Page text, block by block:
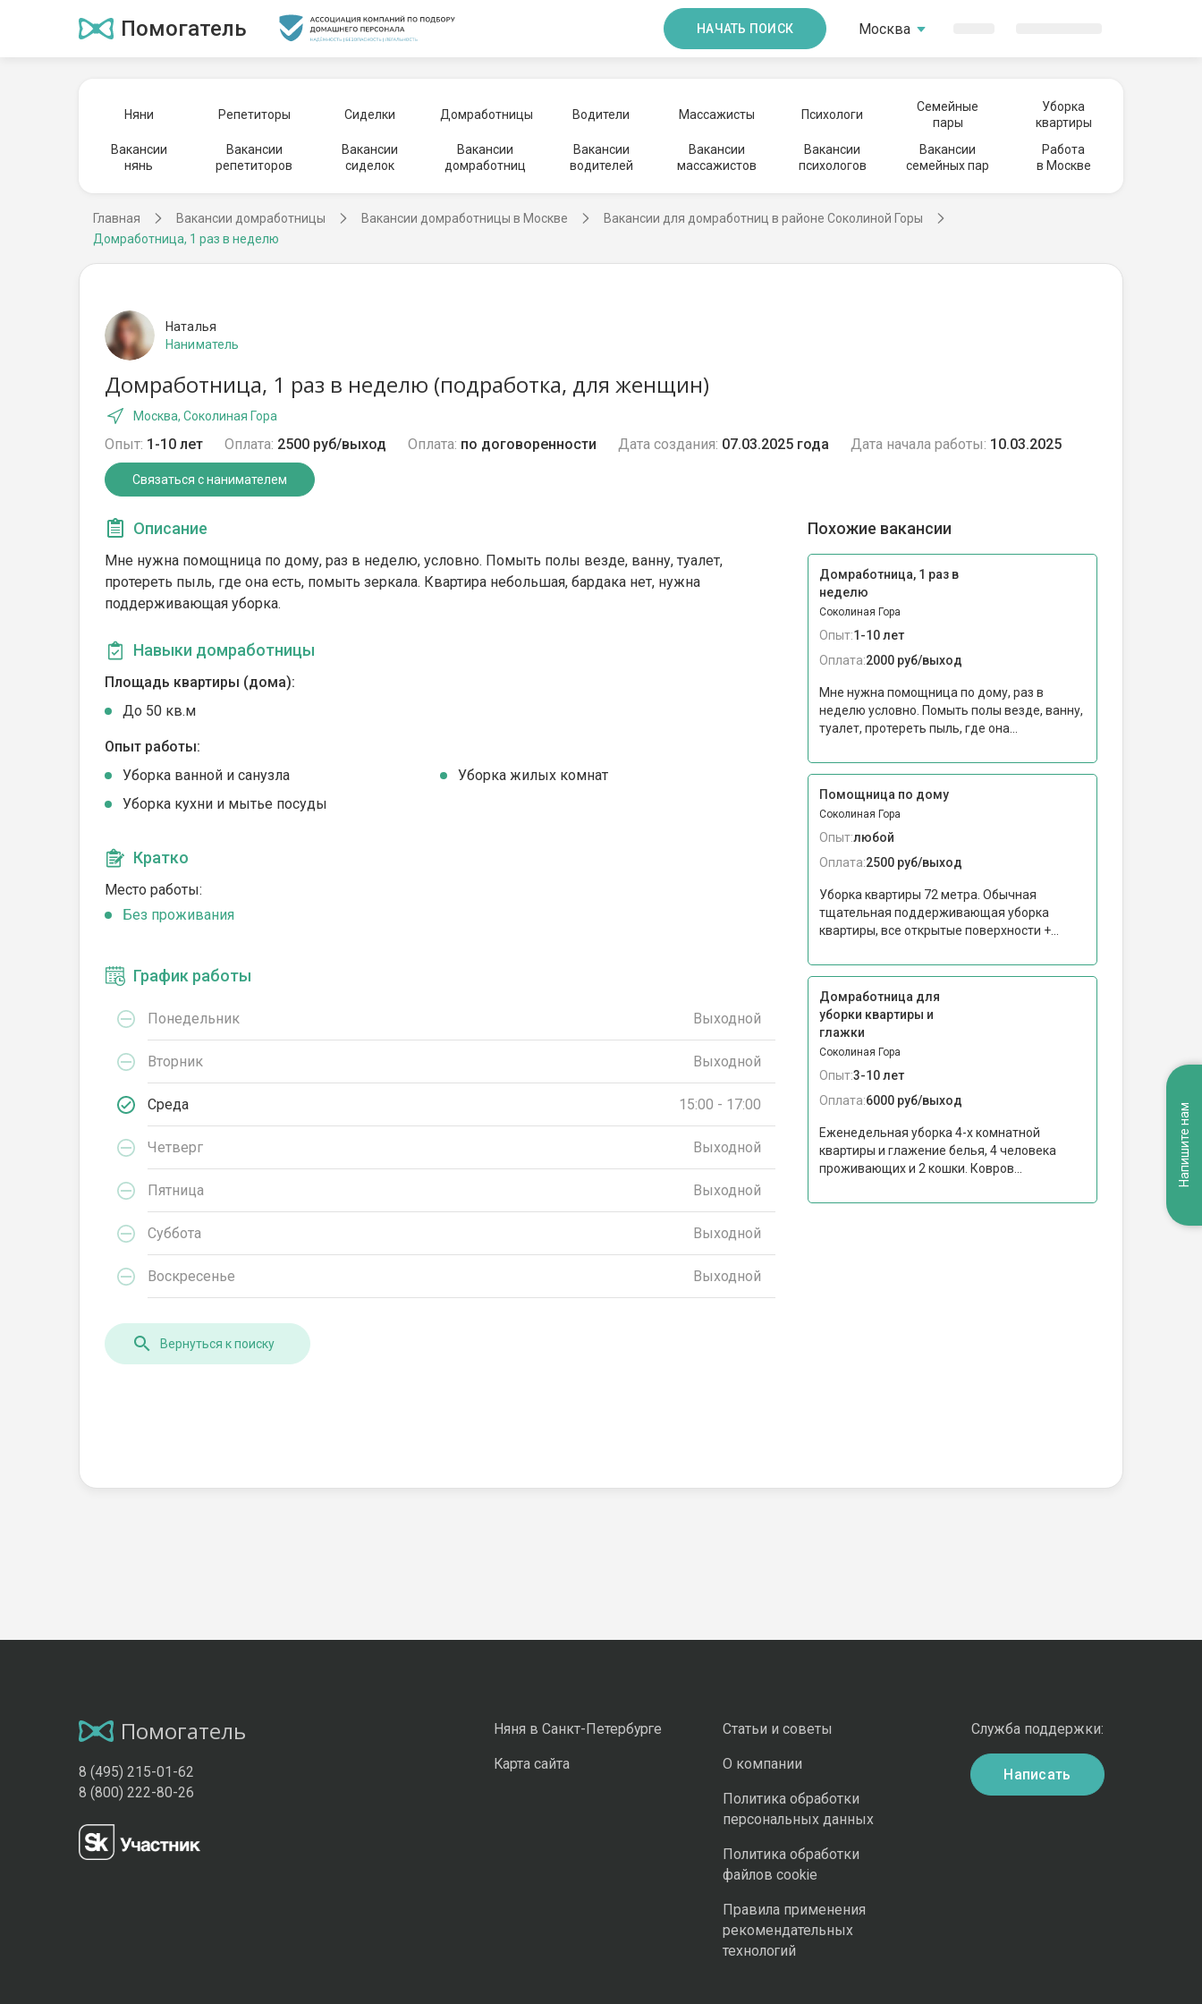
Помогатель НАЧАТЬ ПОИСК Москва
Няни Репетиторы Сиделки Домработницы Водители Массажисты Психологи
Семейные
пары
Уборка
квартиры
Вакансии
нянь
Вакансии
репетиторов
Вакансии
сиделок
Вакансии
домработниц
Вакансии
водителей
Вакансии
массажистов
Вакансии
психологов
Вакансии
семейных пар
Работа
в Москве
Главная Вакансии домработницы Вакансии домработницы в Москве
Вакансии для домработниц в районе Соколиной Горы
Домработница, 1 раз в неделю
Наталья
Наниматель
Домработница, 1 раз в неделю (подработка, для женщин)
Москва, Соколиная Гора
Опыт: 1-10 лет Оплата: 2500 руб/выход Оплата: по договоренности Дата создания: 07.03.2025 года Дата начала работы: 10.03.2025
Связаться с нанимателем
Описание
Мне нужна помощница по дому, раз в неделю, условно. Помыть полы везде, ванну, туалет,
протереть пыль, где она есть, помыть зеркала. Квартира небольшая, бардака нет, нужна
поддерживающая уборка.
Навыки домработницы
Площадь квартиры (дома):
До 50 кв.м
Опыт работы:
Уборка ванной и санузла
Уборка жилых комнат
Уборка кухни и мытье посуды
Кратко
Место работы:
Без проживания
График работы
Понедельник Выходной
Вторник Выходной
Среда 15:00 - 17:00
Четверг Выходной
Пятница Выходной
Суббота Выходной
Воскресенье Выходной
Похожие вакансии
Домработница, 1 раз в
неделю
Соколиная Гора
Опыт:1-10 лет
Оплата:2000 руб/выход
Мне нужна помощница по дому, раз в
неделю условно. Помыть полы везде, ванну,
туалет, протереть пыль, где она...
Помощница по дому
Соколиная Гора
Опыт:любой
Оплата:2500 руб/выход
Уборка квартиры 72 метра. Обычная
тщательная поддерживающая уборка
квартиры, все открытые поверхности +...
Домработница для
уборки квартиры и
глажки
Соколиная Гора
Опыт:3-10 лет
Оплата:6000 руб/выход
Еженедельная уборка 4-х комнатной
квартиры и глажение белья, 4 человека
проживающих и 2 кошки. Ковров...
Вернуться к поиску
Помогатель
8 (495) 215-01-62
8 (800) 222-80-26
Няня в Санкт-Петербурге
Карта сайта
Статьи и советы
О компании
Политика обработки
персональных данных
Политика обработки
файлов cookie
Правила применения
рекомендательных
технологий
Служба поддержки:
Написать
Напишите нам